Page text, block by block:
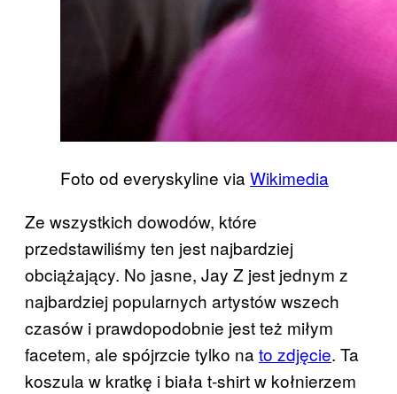
Foto od everyskyline via Wikimedia
Ze wszystkich dowodów, które
przedstawiliśmy ten jest najbardziej
obciążający. No jasne, Jay Z jest jednym z
najbardziej popularnych artystów wszech
czasów i prawdopodobnie jest też miłym
facetem, ale spójrzcie tylko na to zdjęcie. Ta
koszula w kratkę i biała t-shirt w kołnierzem